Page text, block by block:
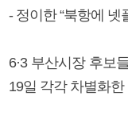
- 정이한 “북항에 넷
6·3 부산시장 후보
19일 각각 차별화